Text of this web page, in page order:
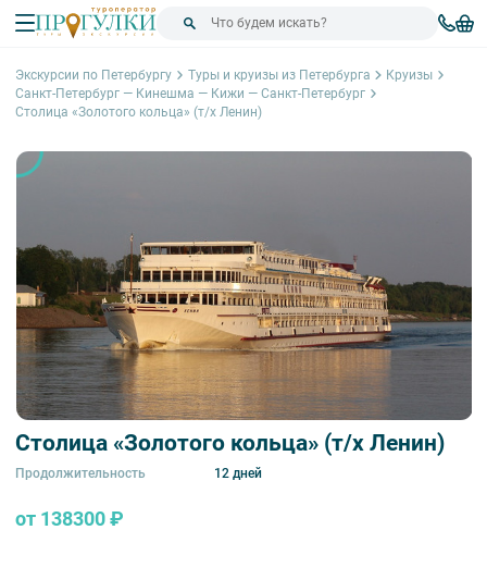
Экскурсии по Петербургу Туры и круизы из Петербурга
Круизы
Санкт-Петербург — Кинешма — Кижи — Санкт-Петербург
Столица «Золотого кольца» (т/х Ленин)
Столица «Золотого кольца» (т/х Ленин)
Продолжительность 12 дней
от 138300 ₽